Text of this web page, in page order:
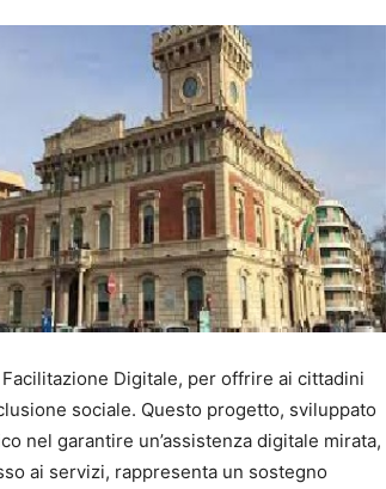
Digitale, per offrire ai cittadini
sociale. Questo progetto, sviluppato
nel garantire un’assistenza digitale mirata,
ai servizi, rappresenta un sostegno